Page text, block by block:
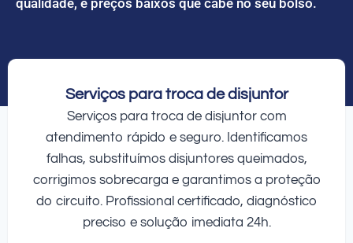
Serviços para troca de disjuntor
Serviços para troca de disjuntor com
atendimento rápido e seguro. Identificamos
falhas, substituímos disjuntores queimados,
corrigimos sobrecarga e garantimos a proteção
do circuito. Profissional certificado, diagnóstico
preciso e solução imediata 24h.